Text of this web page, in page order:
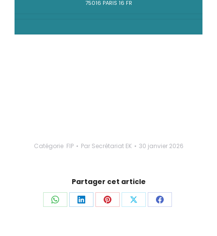
75016 PARIS 16 FR
Catégorie FIP Par Secrétariat EK 30 janvier 2026
Partager cet article
PartagerPartagerPartagerPartagerPartager